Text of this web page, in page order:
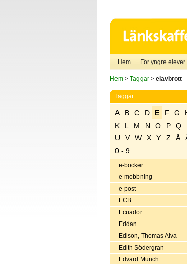
Hem För yngre elever
Hem> Taggar> elavbrott
Taggar
A B C D E F G
K
L M N O P Q
U
V W X Y Z Å
0 - 9
e-böcker
e-mobbning
e-post
ECB
Ecuador
Eddan
Edison, Thomas Alva
Edith Södergran
Edvard Munch